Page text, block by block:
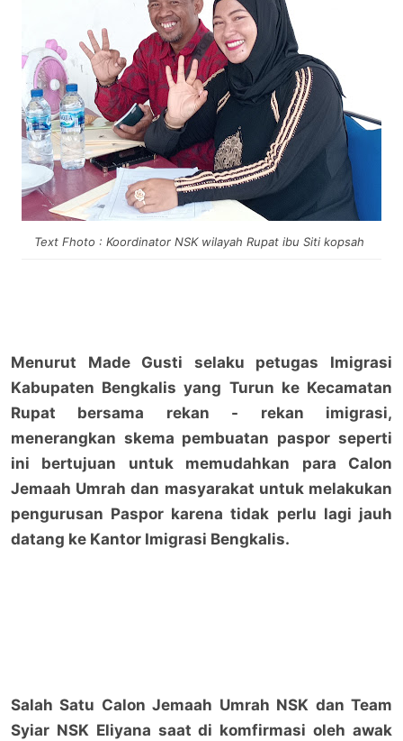
Text Fhoto : Koordinator NSK wilayah Rupat ibu Siti kopsah
Menurut Made Gusti selaku petugas Imigrasi
Kabupaten Bengkalis yang Turun ke Kecamatan
Rupat bersama rekan - rekan imigrasi,
menerangkan skema pembuatan paspor seperti
ini bertujuan untuk memudahkan para Calon
Jemaah Umrah dan masyarakat untuk melakukan
pengurusan Paspor karena tidak perlu lagi jauh
datang ke Kantor Imigrasi Bengkalis.
Salah Satu Calon Jemaah Umrah NSK dan Team
Syiar NSK Eliyana saat di komfirmasi oleh awak